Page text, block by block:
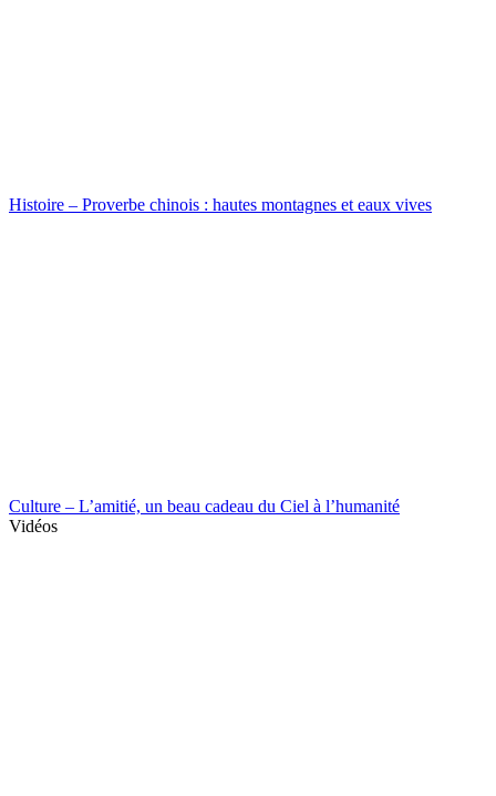
Histoire – Proverbe chinois : hautes montagnes et eaux vives
Culture – L’amitié, un beau cadeau du Ciel à l’humanité
Vidéos